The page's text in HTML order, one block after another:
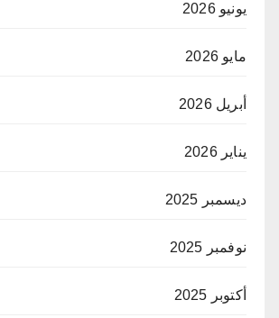
يونيو 2026
مايو 2026
أبريل 2026
يناير 2026
ديسمبر 2025
نوفمبر 2025
أكتوبر 2025